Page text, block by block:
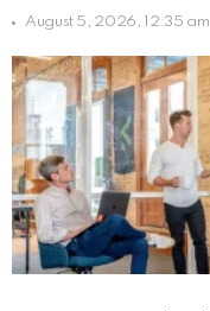
August 5, 2026, 12:35 am